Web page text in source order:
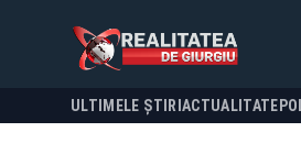
ULTIMELE ȘTIRI ACTUALITATE